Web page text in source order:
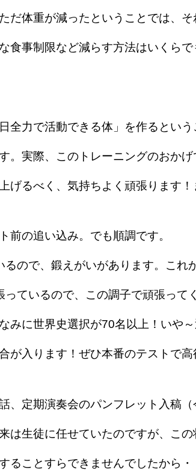
だ体重が減ったということでは、
食事制限など減らす方法はいくら
全力で活動できる体」を作るとい
。実際、このトレーニングのおかげ
げるべく、気持ちよく頑張ります！
の追い込み。でも順調です。
ので、鍛えがいがあります。これ
ているので、この調子で頑張って
みに世界史選択が70名以上！いや
が入ります！ぜひ本番のテストで高
、定期演奏会のパンフレット入稿（
は生徒に任せていたのですが、こ
ることすらできませんでしたから・